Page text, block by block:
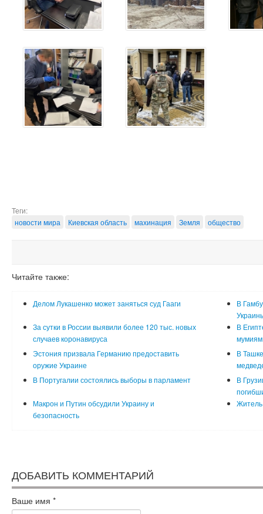
Теги:
новости мира
Киевская область махинация Земля общество
Читайте также:
Делом Лукашенко может заняться суд Гааги
В
За сутки в России выявили более 120 тыс. новых
случаев коронавируса
В
Эстония призвала Германию предоставить
оружие Украине
В
В Португалии состоялись выборы в парламент
В
Макрон и Путин обсудили Украину и
безопасность
Житель
ДОБАВИТЬ КОММЕНТАРИЙ
Ваше имя *